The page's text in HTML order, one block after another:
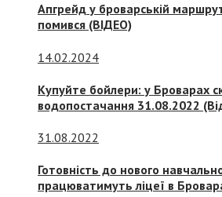
Апгрейд у броварській
помився (ВІДЕО)
14.02.2024
Купуйте бойлери: у Броварах
водопостачання 31.08.2022
31.08.2022
Готовність до нового
працюватимуть ліцеї в